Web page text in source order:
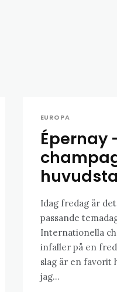
EUROPA
Épernay
Idag fredag är
passande
Internationella
infaller på en
slag är en favorit
jag...